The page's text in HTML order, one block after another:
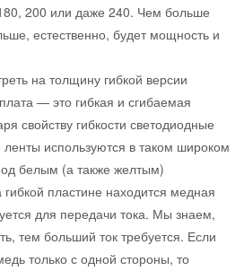
200 или даже 240. Чем больше
естественно, будет мощность и
на толщину гибкой версии
— это гибкая и сгибаемая
свойству гибкости светодиодные
ленты используются в таком широком
белым (а также желтым)
пластине находится медная
для передачи тока. Мы знаем,
тем больший ток требуется. Если
только с одной стороны, то